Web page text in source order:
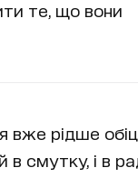
те, що вони
вже рідше
в смутку, і в